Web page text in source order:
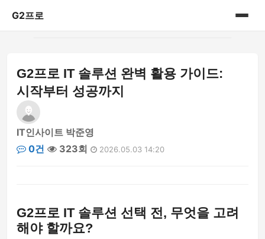
G2프로
IT리뷰
G2프로 IT 솔루션 완벽 활용 가이드:
시작부터 성공까지
IT인사이트 박준영
0건
323회 2026.05.03 14:20
G2프로 IT 솔루션 선택 전, 무엇을 고려
해야 할까요?